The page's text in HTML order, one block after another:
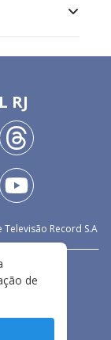
RJ
Record S.A
de